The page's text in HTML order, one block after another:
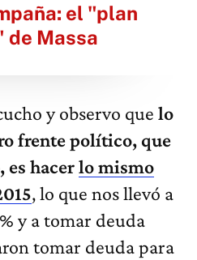
el "plan
Massa
y observo que lo
frente político, que
es hacerlo mismo
, lo que nos llevó a
y a tomar deuda
tomar deuda para